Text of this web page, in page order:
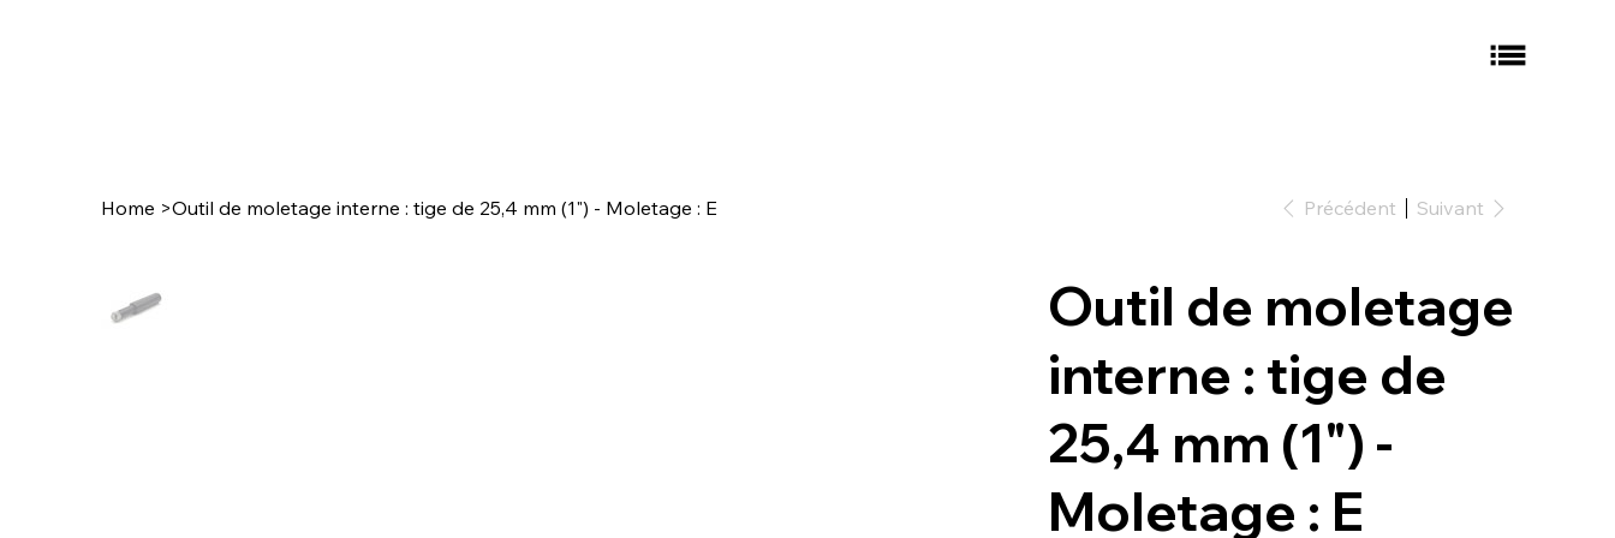
Home >Outil de moletage interne : tige de 25,4 mm (1") - Moletage : E Précédent Suivant
Outil de moletage
interne : tige de
25,4 mm (1") -
Moletage : E